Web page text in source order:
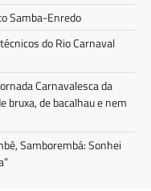
Samba-Enredo
do Rio Carnaval
Carnavalesca da
bruxa, de bacalhau e nem
Samborembá: Sonhei